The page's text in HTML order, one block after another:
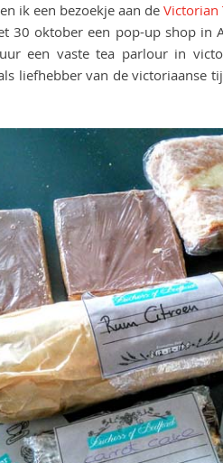
ik een bezoekje aan de Victorian
30 oktober een pop-up shop in
een vaste tea parlour in
liefhebber van de victoriaanse